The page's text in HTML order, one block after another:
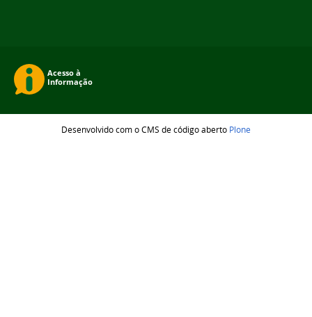
Desenvolvido com o CMS de código aberto Plone